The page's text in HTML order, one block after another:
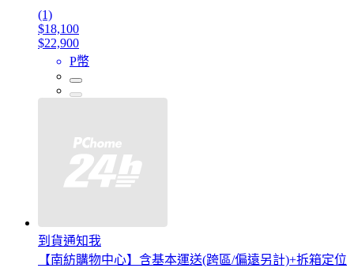
(1)
$18,100
$22,900
P幣
到貨通知我
【南紡購物中心】含基本運送(跨區/偏遠另計)+拆箱定位